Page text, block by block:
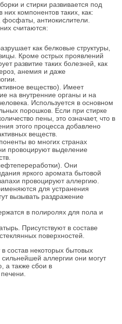
и стирки развивается под
компонентов таких, как:
антиокислители.
считаются:
как белковые структуры,
Кроме острых проявлений
развитие таких болезней, как
анемия и даже
вещество). Имеет
на внутренние органы и на
Используется в основном
порошков. Если при стирке
пены, это означает, что в
этого процесса добавлено
веществ.
во многих странах
провоцируют выделение
Они
яркого аромата бытовой
провоцируют аллергию.
для устранения
вызывать раздражение
в полиролях для пола и
Присутствуют в составе
поверхностей.
состав некоторых бытовых
аллергии они могут
а также сбои в